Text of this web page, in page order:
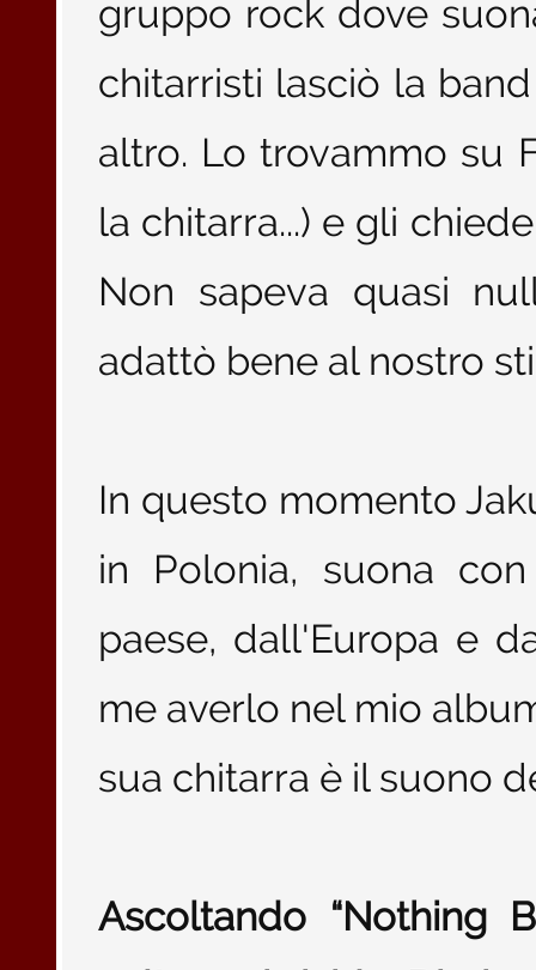
gruppo rock dove
chitarristi lasciò la
altro. Lo trovammo su
la chitarra...) e gli
Non sapeva quasi
adattò bene al nostro
In questo momento
in Polonia, suona
paese, dall'Europa e
me averlo nel mio
sua chitarra è il suono
Ascoltando “Nothing